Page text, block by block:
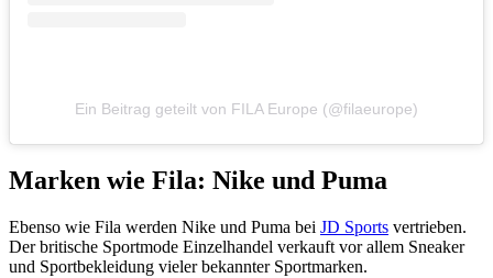
Ein Beitrag geteilt von FILA Europe (@filaeurope)
Marken wie Fila: Nike und Puma
Ebenso wie Fila werden Nike und Puma bei JD Sports vertrieben.
Der britische Sportmode Einzelhandel verkauft vor allem Sneaker
und Sportbekleidung vieler bekannter Sportmarken.